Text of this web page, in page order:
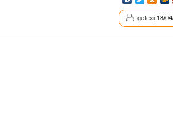
gefexi 18/